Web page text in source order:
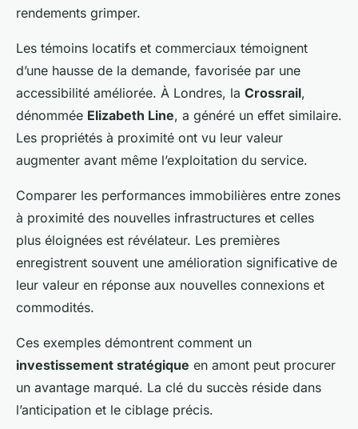
rendements grimper.
Les témoins locatifs et commerciaux témoignent
d’une hausse de la demande, favorisée par une
accessibilité améliorée. À Londres, la Crossrail,
dénommée Elizabeth Line, a généré un effet similaire.
Les propriétés à proximité ont vu leur valeur
augmenter avant même l’exploitation du service.
Comparer les performances immobilières entre zones
à proximité des nouvelles infrastructures et celles
plus éloignées est révélateur. Les premières
enregistrent souvent une amélioration significative de
leur valeur en réponse aux nouvelles connexions et
commodités.
Ces exemples démontrent comment un
investissement stratégique en amont peut procurer
un avantage marqué. La clé du succès réside dans
l’anticipation et le ciblage précis.